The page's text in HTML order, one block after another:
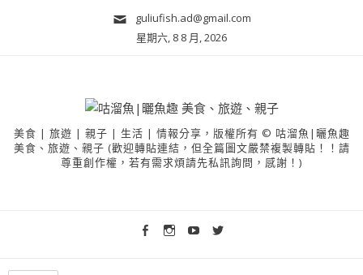
guliufish.ad@gmail.com
星期六, 8 8 月, 2026
美食 | 旅遊 | 親子 | 生活 | 情報分享，版權所有 © 咕溜魚|曬魚趣
美食、旅遊、親子 (歡迎轉貼連結，但全篇圖文嚴禁複製轉貼！！請
尊重創作權，若有需求煩請先私訊詢問，感謝！)